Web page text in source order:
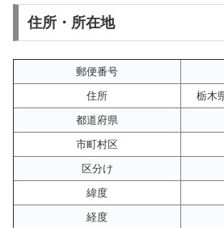
住所・所在地
郵便番号
住所
栃木
都道府県
市町村区
区分け
緯度
経度